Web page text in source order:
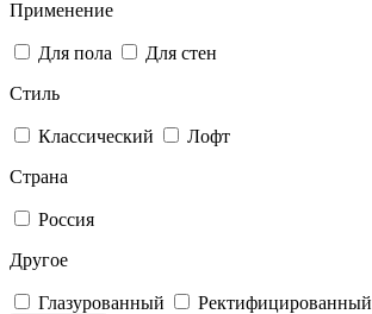
Применение
Для пола
Для стен
Стиль
Классический
Лофт
Страна
Россия
Другое
Глазурованный Ректифицированный